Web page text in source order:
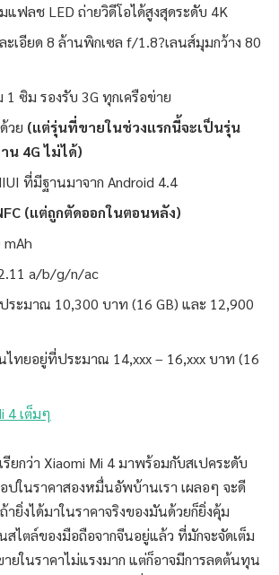
แฟลช LED ถ่ายวิดีโอได้สูงสุดระดับ 4K
ะเอียด 8 ล้านพิกเซล f/1.8?เลนส์มุมกว้าง 80
1 ซิม รองรับ 3G ทุกเครือข่าย
วย (แต่รุ่นที่ขายในช่วงแรกนี้จะเป็นรุ่น
น 4G ไม่ได้)
ที่มีฐานมาจาก Android 4.4
(แต่ถูกตัดออกในตอนหลัง)
a/b/g/n/ac
ระมาณ 10,300 บาท (16 GB) และ 12,900
ไทยอยู่ที่ประมาณ 14,xxx – 16,xxx บาท (16
4 เต็มๆ
รียกว่า Xiaomi Mi 4 มาพร้อมกับสเปคระดับ
ปในราคาสองหมื่นอัพบ้านเรา เผลอๆ จะดี
ายิ่งได้มาในราคาจริงของมันด้วยก็ยิ่งคุ้ม
สไตล์ของมือถือจากจีนอยู่แล้ว ที่มักจะจัดเต็ม
ายในราคาไม่แรงมาก แต่ก็อาจมีการลดต้นทุน